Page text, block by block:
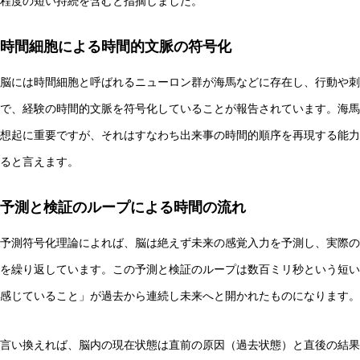
時間細胞による時間的文脈の符号化
脳には時間細胞と呼ばれるニューロン群が海馬などに存在し、行動や
で、経験の時間的文脈を符号化していることが報告されています。海
想起に重要ですが、それはすなわち出来事の時間的順序を再現する能
ると言えます。
予測と検証のループによる時間の流れ
予測符号化理論によれば、脳は絶えず未来の感覚入力を予測し、実際
を繰り返しています。この予測と検証のループは数百ミリ秒という短
感じていること」が過去から連続し未来へと開かれたものになります。
言い換えれば、脳内の現在状態は直前の原因（過去状態）と直後の結